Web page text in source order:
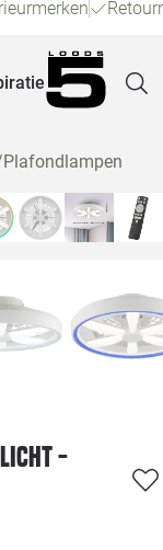
Plafondlampen
-